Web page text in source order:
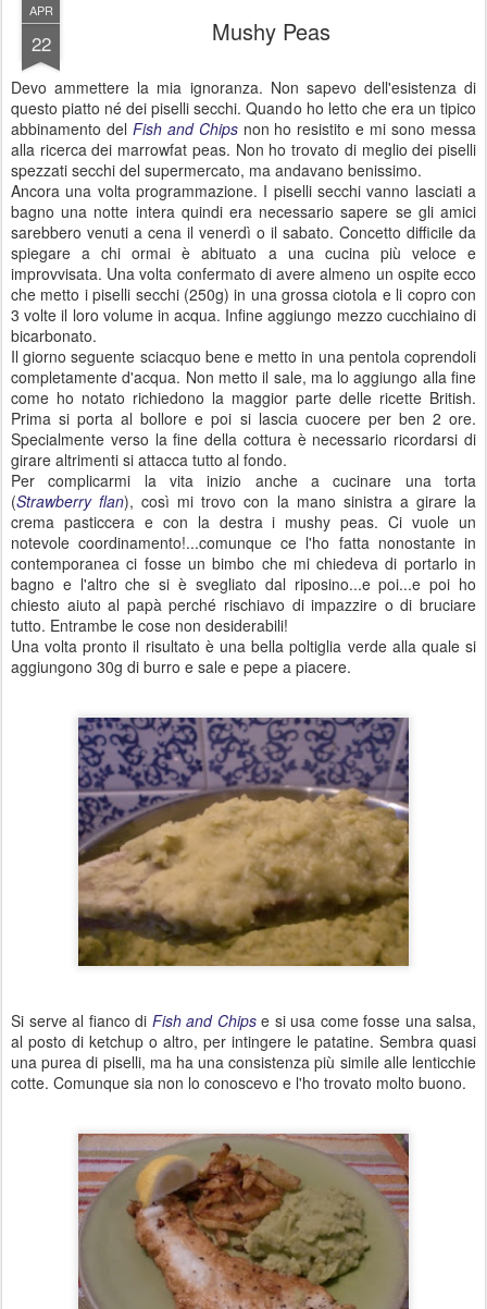
APR
22 Mushy Peas
Devo ammettere la mia ignoranza. Non sapevo dell'esistenza di
questo piatto né dei piselli secchi. Quando ho letto che era un tipico
abbinamento del Fish and Chipsnon ho resistito e mi sono messa
alla ricerca dei marrowfat peas. Non ho trovato di meglio dei piselli
spezzati secchi del supermercato, ma andavano benissimo.
Ancora una volta programmazione. I piselli secchi vanno lasciati a
bagno una notte intera quindi era necessario sapere se gli amici
sarebbero venuti a cena il venerdì o il sabato. Concetto difficile da
spiegare a chi ormai è abituato a una cucina più veloce e
improvvisata. Una volta confermato di avere almeno un ospite ecco
che metto i piselli secchi (250g) in una grossa ciotola e li copro con
3 volte il loro volume in acqua. Infine aggiungo mezzo cucchiaino di
bicarbonato.
Il giorno seguente sciacquo bene e metto in una pentola coprendoli
completamente d'acqua. Non metto il sale, ma lo aggiungo alla fine
come ho notato richiedono la maggior parte delle ricette British.
Prima si porta al bollore e poi si lascia cuocere per ben 2 ore.
Specialmente verso la fine della cottura è necessario ricordarsi di
girare altrimenti si attacca tutto al fondo.
Per complicarmi la vita inizio anche a cucinare una torta
(Strawberry flan), così mi trovo con la mano sinistra a girare la
crema pasticcera e con la destra i mushy peas. Ci vuole un
notevole coordinamento!...comunque ce l'ho fatta nonostante in
contemporanea ci fosse un bimbo che mi chiedeva di portarlo in
bagno e l'altro che si è svegliato dal riposino...e poi...e poi ho
chiesto aiuto al papà perché rischiavo di impazzire o di bruciare
tutto. Entrambe le cose non desiderabili!
Una volta pronto il risultato è una bella poltiglia verde alla quale si
aggiungono 30g di burro e sale e pepe a piacere.
Si serve al fianco di Fish and Chips e si usa come fosse una salsa,
al posto di ketchup o altro, per intingere le patatine. Sembra quasi
una purea di piselli, ma ha una consistenza più simile alle lenticchie
cotte. Comunque sia non lo conoscevo e l'ho trovato molto buono.